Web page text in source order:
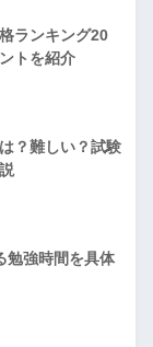
ランキング20
トを紹介
？難しい？試験
勉強時間を具体